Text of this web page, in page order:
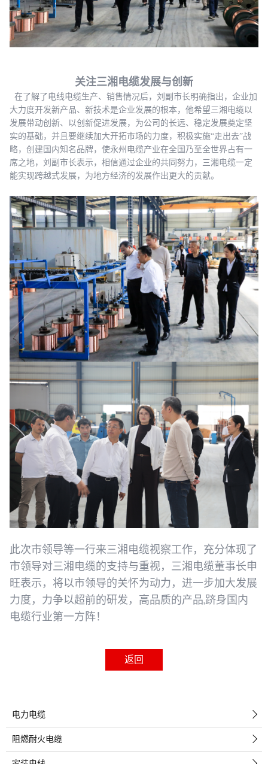
关注三湘电缆发展与创新
在了解了电线电缆生产、销售情况后，刘副市长明确指出，企业加
大力度开发新产品、新技术是企业发展的根本，他希望三湘电缆以
发展带动创新、以创新促进发展，为公司的长远、稳定发展奠定坚
实的基础，并且要继续加大开拓市场的力度，积极实施“走出去”战
略，创建国内知名品牌，使永州电缆产业在全国乃至全世界占有一
席之地，刘副市长表示，相信通过企业的共同努力，三湘电缆一定
能实现跨越式发展，为地方经济的发展作出更大的贡献。
此次市领导等一行来三湘电缆视察工作，充分体现了
市领导对三湘电缆的支持与重视，三湘电缆董事长申
旺表示，将以市领导的关怀为动力，进一步加大发展
力度，力争以超前的研发，高品质的产品,跻身国内
电缆行业第一方阵！
返回
电力电缆
阻燃耐火电缆